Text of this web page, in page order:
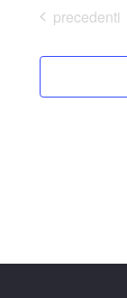
Eventi
precedenti